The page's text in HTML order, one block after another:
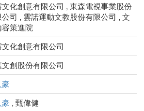
化創意有限公司 , 東森電視事業股份
司 , 雲諾運動文教股份有限公司 , 文
策進院
化創意有限公司
文創股份有限公司
, 甄偉健